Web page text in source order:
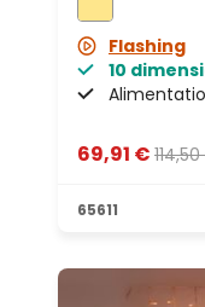
Flashing
10
69,91 €
65611